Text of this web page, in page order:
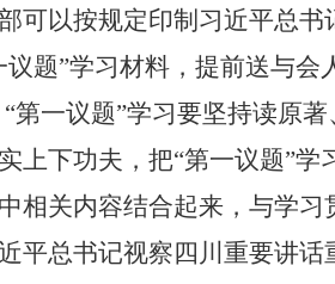
可以按规定印制习近平总
议题”学习材料，提前送与会
“第一议题”学习要坚持读原
上下功夫，把“第一议题”
相关内容结合起来，与学
平总书记视察四川重要讲